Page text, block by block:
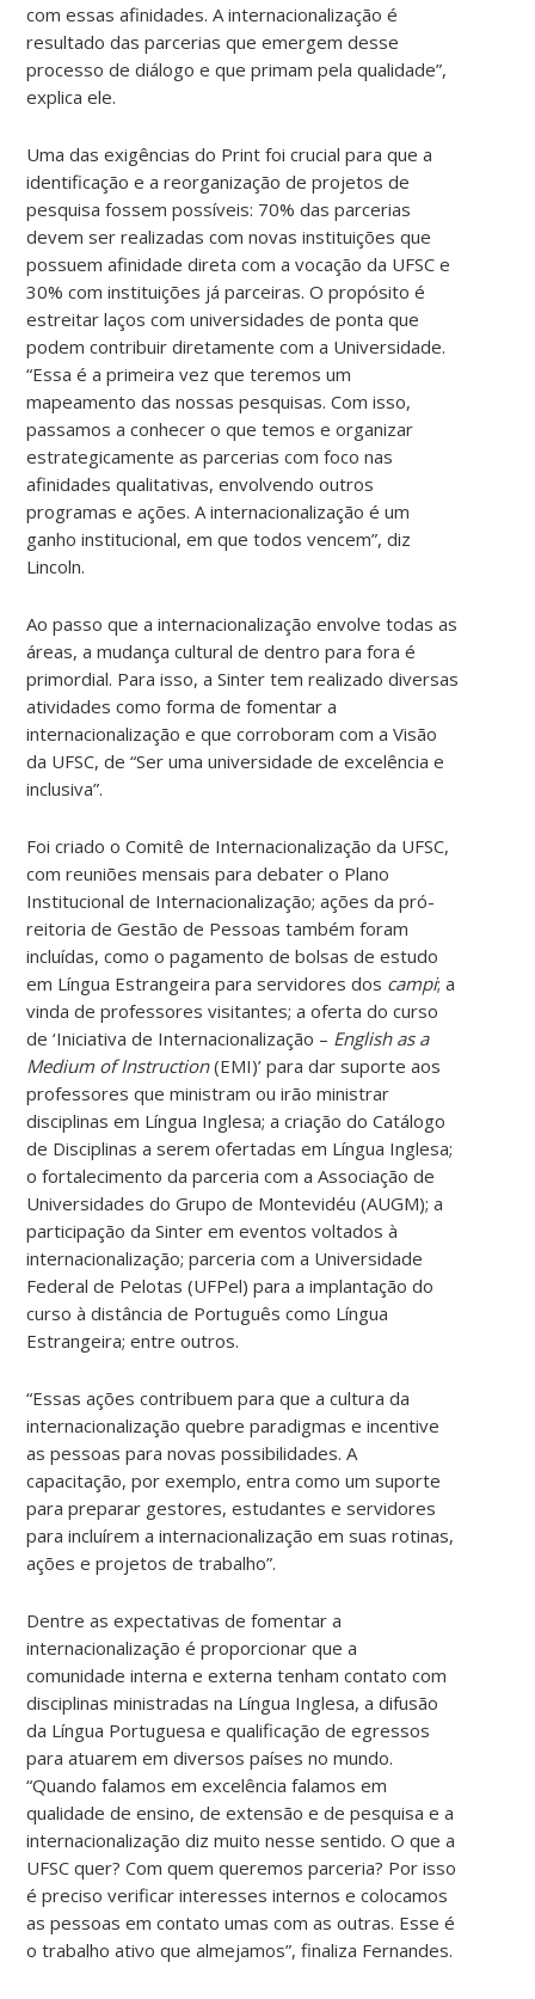
com essas afinidades. A internacionalização é
resultado das parcerias que emergem desse
processo de diálogo e que primam pela qualidade”,
explica ele.
Uma das exigências do Print foi crucial para que a
identificação e a reorganização de projetos de
pesquisa fossem possíveis: 70% das parcerias
devem ser realizadas com novas instituições que
possuem afinidade direta com a vocação da UFSC e
30% com instituições já parceiras. O propósito é
estreitar laços com universidades de ponta que
podem contribuir diretamente com a Universidade.
“Essa é a primeira vez que teremos um
mapeamento das nossas pesquisas. Com isso,
passamos a conhecer o que temos e organizar
estrategicamente as parcerias com foco nas
afinidades qualitativas, envolvendo outros
programas e ações. A internacionalização é um
ganho institucional, em que todos vencem”, diz
Lincoln.
Ao passo que a internacionalização envolve todas as
áreas, a mudança cultural de dentro para fora é
primordial. Para isso, a Sinter tem realizado diversas
atividades como forma de fomentar a
internacionalização e que corroboram com a Visão
da UFSC, de “Ser uma universidade de excelência e
inclusiva”.
Foi criado o Comitê de Internacionalização da UFSC,
com reuniões mensais para debater o Plano
Institucional de Internacionalização; ações da pró-
reitoria de Gestão de Pessoas também foram
incluídas, como o pagamento de bolsas de estudo
em Língua Estrangeira para servidores dos campi; a
vinda de professores visitantes; a oferta do curso
de ‘Iniciativa de Internacionalização – English as a
Medium of Instruction(EMI)’ para dar suporte aos
professores que ministram ou irão ministrar
disciplinas em Língua Inglesa; a criação do Catálogo
de Disciplinas a serem ofertadas em Língua Inglesa;
o fortalecimento da parceria com a Associação de
Universidades do Grupo de Montevidéu (AUGM); a
participação da Sinter em eventos voltados à
internacionalização; parceria com a Universidade
Federal de Pelotas (UFPel) para a implantação do
curso à distância de Português como Língua
Estrangeira; entre outros.
“Essas ações contribuem para que a cultura da
internacionalização quebre paradigmas e incentive
as pessoas para novas possibilidades. A
capacitação, por exemplo, entra como um suporte
para preparar gestores, estudantes e servidores
para incluírem a internacionalização em suas rotinas,
ações e projetos de trabalho”.
Dentre as expectativas de fomentar a
internacionalização é proporcionar que a
comunidade interna e externa tenham contato com
disciplinas ministradas na Língua Inglesa, a difusão
da Língua Portuguesa e qualificação de egressos
para atuarem em diversos países no mundo.
“Quando falamos em excelência falamos em
qualidade de ensino, de extensão e de pesquisa e a
internacionalização diz muito nesse sentido. O que a
UFSC quer? Com quem queremos parceria? Por isso
é preciso verificar interesses internos e colocamos
as pessoas em contato umas com as outras. Esse é
o trabalho ativo que almejamos”, finaliza Fernandes.